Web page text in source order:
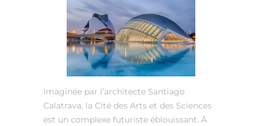
Imaginée par l’architecte Santiago
Calatrava, la Cité des Arts et des Sciences
est un complexe futuriste éblouissant. À